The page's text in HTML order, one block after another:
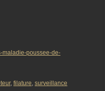
maladie-poussee-de-
, filature, surveillance